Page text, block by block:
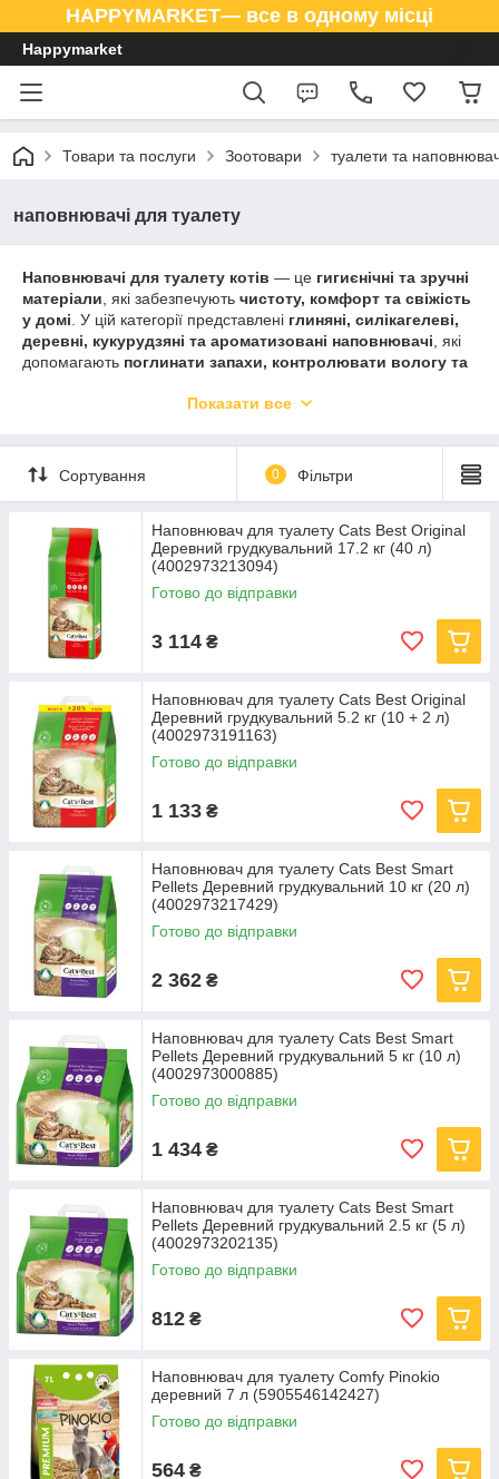
HAPPYMARKET— все в одному місці
Happymarket
Товари та послуги Зоотовари туалети та
наповнювачі для туалету
Наповнювачі для туалету котів — це гигиєнічні та зручні
матеріали , які забезпечують чистоту, комфорт та свіжість
у домі . У цій категорії представлені глиняні, силікагелеві,
деревні, кукурудзяні та ароматизовані наповнювачі , які
допомагають поглинати запахи, контролювати вологу та
наповнювачі для туалетузабезпечують
Всі товари виготовлені з
безпечних та екологічних
матеріалів, що гарантує
здоров’я кота та чистоту у
вашому будинку.
Показати все
Сортування 0 Фільтри
Наповнювач для туалету Cats Best Original
Деревний грудкувальний 17.2 кг (40 л)
(4002973213094)
Готово до відправки
3 114 ₴
Наповнювач для туалету Cats Best Original
Деревний грудкувальний 5.2 кг (10 + 2 л)
(4002973191163)
Готово до відправки
1 133 ₴
Наповнювач для туалету Cats Best Smart
Pellets Деревний грудкувальний 10 кг (20 л)
(4002973217429)
Готово до відправки
2 362 ₴
Наповнювач для туалету Cats Best Smart
Pellets Деревний грудкувальний 5 кг (10 л)
(4002973000885)
Готово до відправки
1 434 ₴
Наповнювач для туалету Cats Best Smart
Pellets Деревний грудкувальний 2.5 кг (5 л)
(4002973202135)
Готово до відправки
812 ₴
Наповнювач для туалету Comfy Pinokio
деревний 7 л (5905546142427)
Готово до відправки
564 ₴